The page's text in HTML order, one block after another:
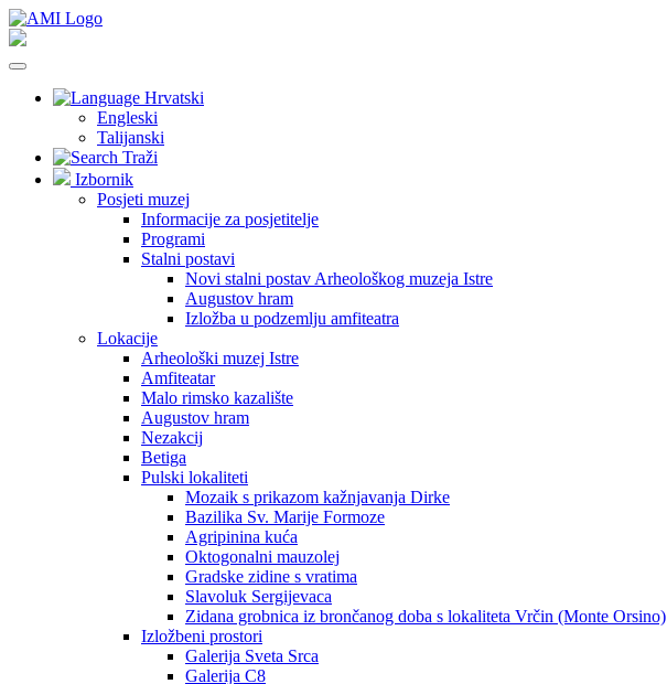
Hrvatski
Engleski
Talijanski
Traži
Izbornik
Posjeti muzej
Informacije za posjetitelje
Programi
Stalni postavi
Novi stalni postav Arheološkog muzeja Istre
Augustov hram
Izložba u podzemlju amfiteatra
Lokacije
Arheološki muzej Istre
Amfiteatar
Malo rimsko kazalište
Augustov hram
Nezakcij
Betiga
Pulski lokaliteti
Mozaik s prikazom kažnjavanja Dirke
Bazilika Sv. Marije Formoze
Agripinina kuća
Oktogonalni mauzolej
Gradske zidine s vratima
Slavoluk Sergijevaca
Zidana grobnica iz brončanog doba s lokaliteta Vrčin (Monte Orsino)
Izložbeni prostori
Galerija Sveta Srca
Galerija C8